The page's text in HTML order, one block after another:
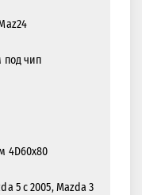
под чип
4D60x80
5 с 2005, Mazda 3